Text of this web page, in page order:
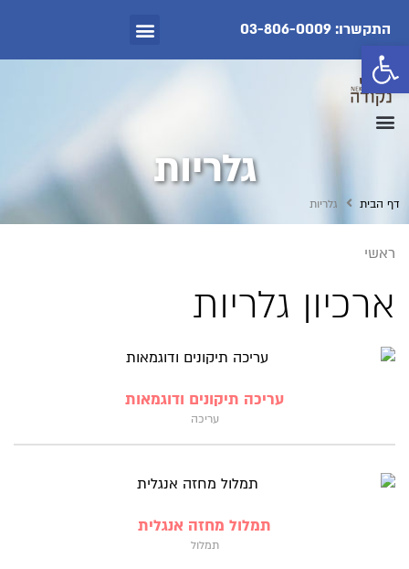
פתח סרגל נגישות
התקשרו: 03-806-0009
גלריות
דף הבית גלריות
ראשי
ארכיון גלריות
עריכה תיקונים ודוגמאות
עריכה
תמלול מחזה אנגלית
תמלול